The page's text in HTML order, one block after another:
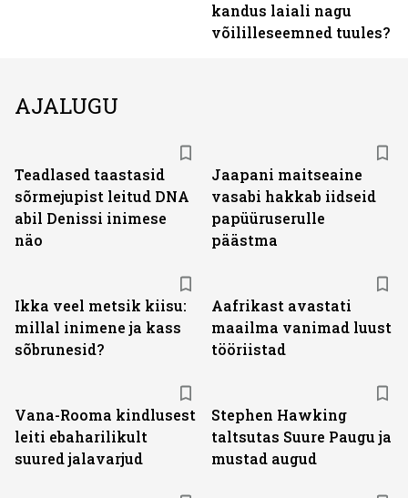
kandus laiali nagu
võililleseemned tuules?
AJALUGU
Teadlased taastasid
sõrmejupist leitud DNA
abil Denissi inimese
näo
Jaapani maitseaine
vasabi hakkab iidseid
papüüruserulle
päästma
Ikka veel metsik kiisu:
millal inimene ja kass
sõbrunesid?
Aafrikast avastati
maailma vanimad luust
tööriistad
Vana-Rooma kindlusest
leiti ebaharilikult
suured jalavarjud
Stephen Hawking
taltsutas Suure Paugu ja
mustad augud